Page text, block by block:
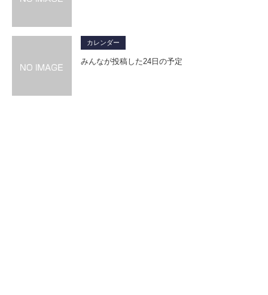
カレンダー
みんなが投稿した24日の予定